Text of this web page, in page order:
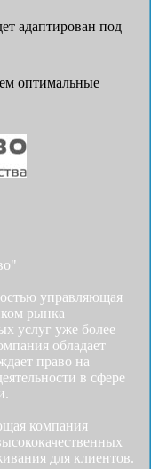
адаптирован под
оптимальные
управляющая
рынка
услуг уже более
обладает
право на
в сфере
компания
для клиентов.